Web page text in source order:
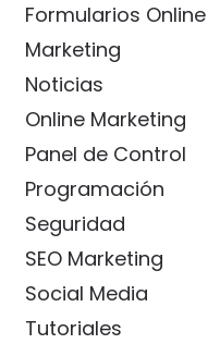
Formularios Online
Marketing
Noticias
Online Marketing
Panel de Control
Programación
Seguridad
SEO Marketing
Social Media
Tutoriales